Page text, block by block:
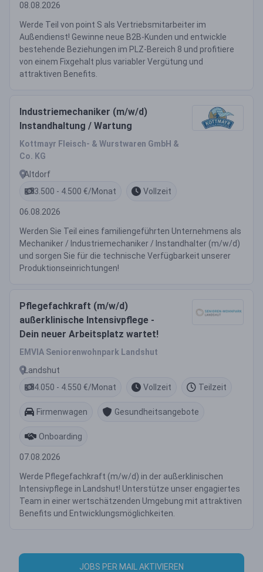
08.08.2026
Werde Teil von point S als Vertriebsmitarbeiter im
Außendienst! Gewinne neue B2B-Kunden und entwickle
bestehende Beziehungen im PLZ-Bereich 8 und profitiere
von einem Fixgehalt plus variabler Vergütung und
attraktiven Benefits.
Industriemechaniker (m/w/d)
Instandhaltung / Wartung
Kottmayr Fleisch- & Wurstwaren GmbH &
Co. KG
Altdorf
3.500 - 4.500 €/Monat
Vollzeit
06.08.2026
Werden Sie Teil eines familiengeführten Unternehmens als
Mechaniker / Industriemechaniker / Instandhalter (m/w/d)
und sorgen Sie für die technische Verfügbarkeit unserer
Produktionseinrichtungen!
Pflegefachkraft (m/w/d)
außerklinische Intensivpflege -
Dein neuer Arbeitsplatz wartet!
EMVIA Seniorenwohnpark Landshut
Landshut
4.050 - 4.550 €/Monat
Vollzeit Teilzeit
Firmenwagen Gesundheitsangebote
Onboarding
07.08.2026
Werde Pflegefachkraft (m/w/d) in der außerklinischen
Intensivpflege in Landshut! Unterstütze unser engagiertes
Team in einer wertschätzenden Umgebung mit attraktiven
Benefits und Entwicklungsmöglichkeiten.
JOBS PER MAIL AKTIVIEREN